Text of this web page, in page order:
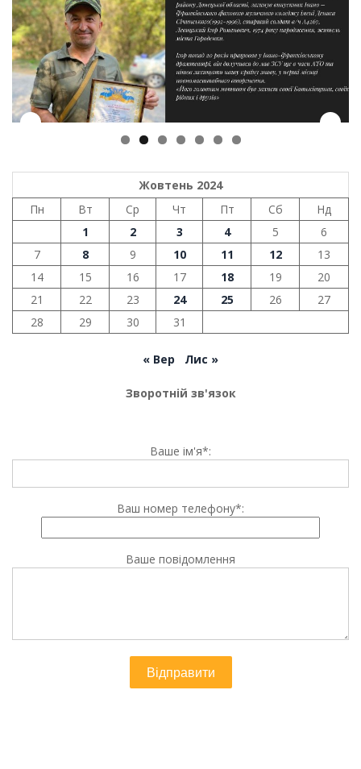
Жовтень 2024
Пн
Вт Ср Чт Пт Сб
Нд
1
2 3 4 5
6
7
8 9 10 11 12
13
14
15 16 17 18 19
20
21
22 23 24 25 26
27
28
29 30 31
« Вер Лис »
Зворотній зв'язок
Ваше ім'я*:
Ваш номер телефону*:
Ваше повідомлення